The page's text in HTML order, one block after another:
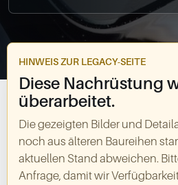
HINWEIS ZUR LEGACY-SEITE
Diese Nachrüstung
überarbeitet.
Die gezeigten Bilder und
noch aus älteren Baureihen
aktuellen Stand abweichen.
Anfrage, damit wir